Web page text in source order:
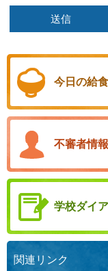
今日の給食
不審者情報
学校ダイ
関連リンク